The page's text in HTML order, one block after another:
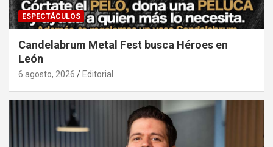
ESPECTÁCULOS
Candelabrum Metal Fest busca Héroes en
León
6 agosto, 2026 Editorial